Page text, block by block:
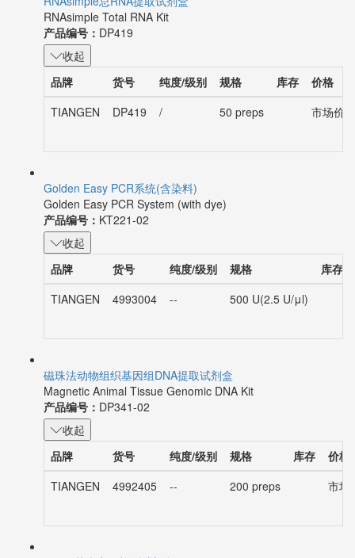
RNAsimple总RNA提取试剂盒
RNAsimple Total RNA Kit
产品编号： DP419
收起
品牌
货号 纯度/级别 规格 库存
价格
TIANGEN
DP419 / 50 preps 市场价
Golden Easy PCR系统(含染料)
Golden Easy PCR System (with dye)
产品编号： KT221-02
收起
品牌
货号 纯度/级别 规格
库存
TIANGEN
4993004 -- 500 U(2.5 U/μl)
磁珠法动物组织基因组DNA提取试剂盒
Magnetic Animal Tissue Genomic DNA Kit
产品编号： DP341-02
收起
品牌
货号 纯度/级别 规格 库存
价格
TIANGEN
4992405 -- 200 preps 市场